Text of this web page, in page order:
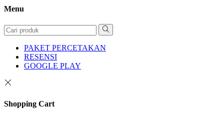
Menu
PAKET PERCETAKAN
RESENSI
GOOGLE PLAY
Shopping Cart